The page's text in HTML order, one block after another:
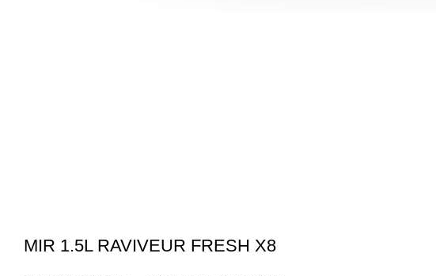
MIR 1.5L RAVIVEUR FRESH X8